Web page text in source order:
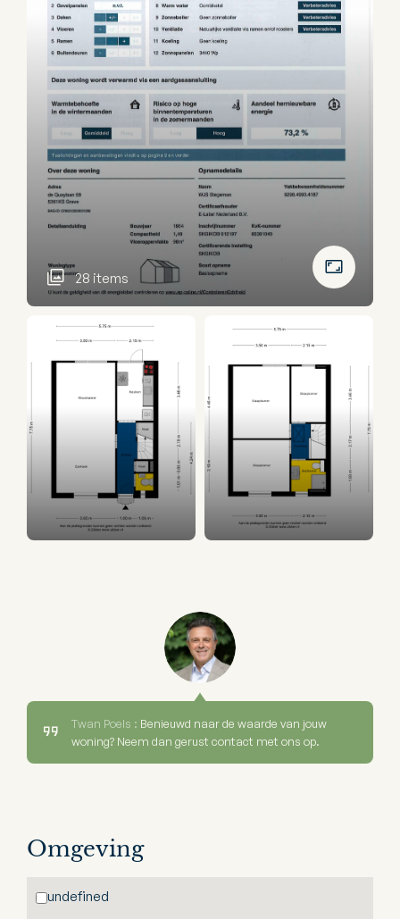
28 items
Twan Poels : Benieuwd naar de waarde van jouw
woning? Neem dan gerust contact met ons op.
Omgeving
undefined